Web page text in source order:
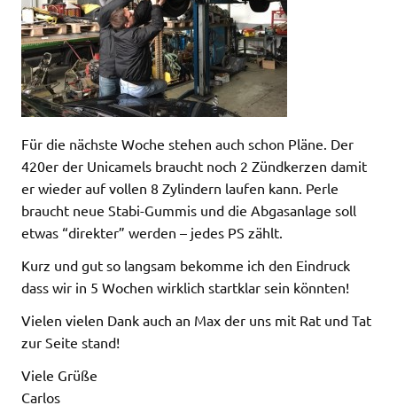
Für die nächste Woche stehen auch schon Pläne. Der
420er der Unicamels braucht noch 2 Zündkerzen damit
er wieder auf vollen 8 Zylindern laufen kann. Perle
braucht neue Stabi-Gummis und die Abgasanlage soll
etwas “direkter” werden – jedes PS zählt.
Kurz und gut so langsam bekomme ich den Eindruck
dass wir in 5 Wochen wirklich startklar sein könnten!
Vielen vielen Dank auch an Max der uns mit Rat und Tat
zur Seite stand!
Viele Grüße
Carlos